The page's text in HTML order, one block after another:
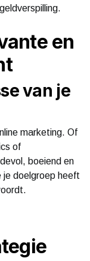
en
van je
marketing. Of
of
boeiend en
je doelgroep heeft